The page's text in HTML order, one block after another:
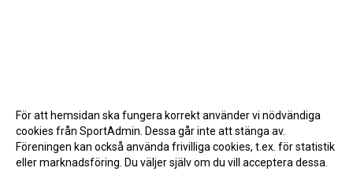
För att hemsidan ska fungera korrekt använder vi nödvändiga
cookies från SportAdmin. Dessa går inte att stänga av.
Föreningen kan också använda frivilliga cookies, t.ex. för statistik
eller marknadsföring. Du väljer själv om du vill acceptera dessa.